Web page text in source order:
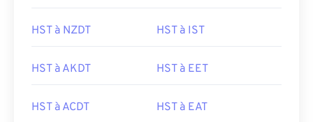
HST à NZDT HST à IST
HST à AKDT HST à EET
HST à ACDT HST à EAT